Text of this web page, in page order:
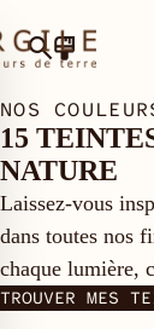
NOS
15
NATURE
Laissez-vous
dans toutes nos
chaque lumière,
TROUVER MES